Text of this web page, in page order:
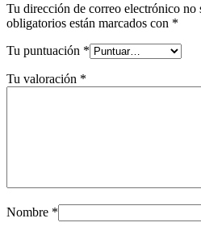
Tu dirección de correo electrónico no
obligatorios están marcados con *
Tu puntuación *
Tu valoración *
Nombre *